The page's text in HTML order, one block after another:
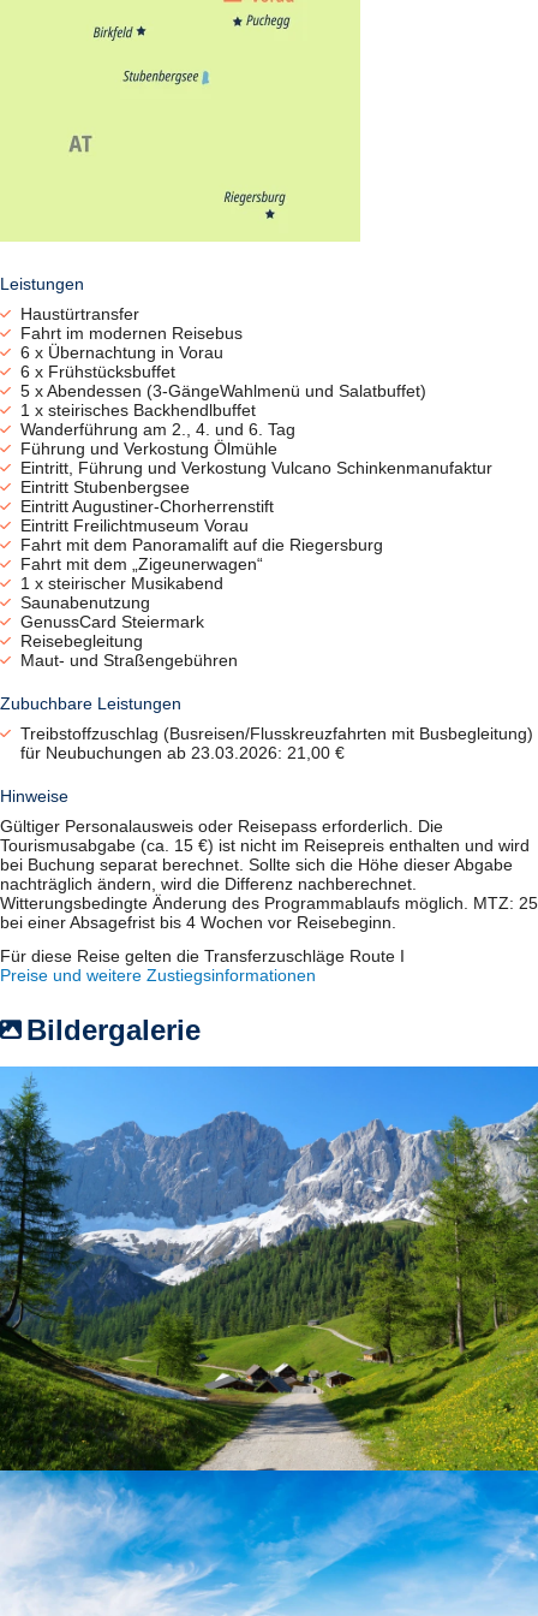
Leistungen
Haustürtransfer
Fahrt im modernen Reisebus
6 x Übernachtung in Vorau
6 x Frühstücksbuffet
5 x Abendessen (3-GängeWahlmenü und Salatbuffet)
1 x steirisches Backhendlbuffet
Wanderführung am 2., 4. und 6. Tag
Führung und Verkostung Ölmühle
Eintritt, Führung und Verkostung Vulcano Schinkenmanufaktur
Eintritt Stubenbergsee
Eintritt Augustiner-Chorherrenstift
Eintritt Freilichtmuseum Vorau
Fahrt mit dem Panoramalift auf die Riegersburg
Fahrt mit dem „Zigeunerwagen“
1 x steirischer Musikabend
Saunabenutzung
GenussCard Steiermark
Reisebegleitung
Maut- und Straßengebühren
Zubuchbare Leistungen
Treibstoffzuschlag (Busreisen/Flusskreuzfahrten mit Busbegleitung)
für Neubuchungen ab 23.03.2026: 21,00 €
Hinweise
Gültiger Personalausweis oder Reisepass erforderlich. Die
Tourismusabgabe (ca. 15 €) ist nicht im Reisepreis enthalten und wird
bei Buchung separat berechnet. Sollte sich die Höhe dieser Abgabe
nachträglich ändern, wird die Differenz nachberechnet.
Witterungsbedingte Änderung des Programmablaufs möglich. MTZ: 25
bei einer Absagefrist bis 4 Wochen vor Reisebeginn.
Für diese Reise gelten die Transferzuschläge Route I
Preise und weitere Zustiegsinformationen
Bildergalerie